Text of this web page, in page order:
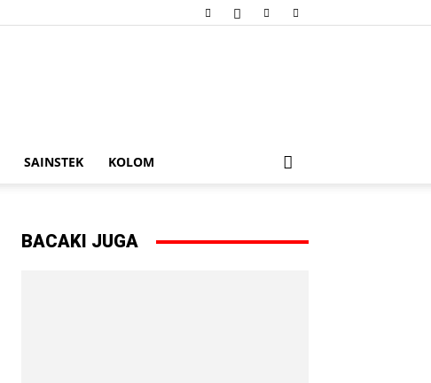
SAINSTEK KOLOM
BACAKI JUGA